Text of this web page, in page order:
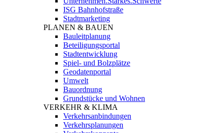
ISG Bahnhofstraße
Stadtmarketing
PLANEN & BAUEN
Bauleitplanung
Beteiligungsportal
Stadtentwicklung
Spiel- und Bolzplätze
Geodatenportal
Umwelt
Bauordnung
Grundstücke und Wohnen
VERKEHR & KLIMA
Verkehrsanbindungen
Verkehrsplanungen